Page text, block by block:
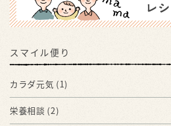
スマイル便り
カラダ元気 (1)
栄養相談 (2)